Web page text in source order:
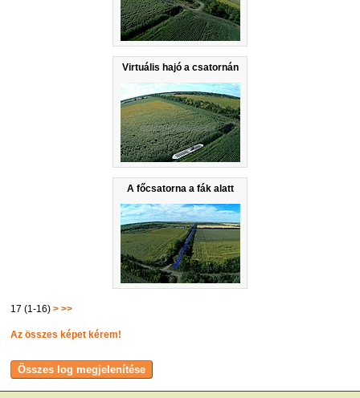
Virtuális hajó a csatornán
A főcsatorna a fák alatt
17 (1-16)> >>
Az összes képet kérem!